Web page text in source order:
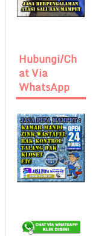
Hubungi/Ch
At Via
WhatsApp